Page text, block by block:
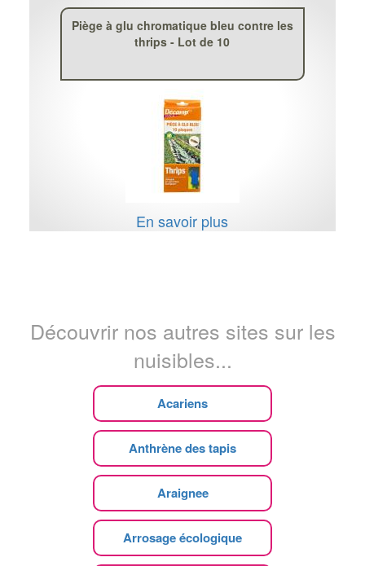
Piège à glu chromatique bleu contre les
thrips - Lot de 10
En savoir plus
Découvrir nos autres sites sur les
nuisibles...
Acariens
Anthrène des tapis
Araignee
Arrosage écologique